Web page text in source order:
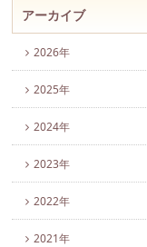
アーカイブ
2026年
2025年
2024年
2023年
2022年
2021年